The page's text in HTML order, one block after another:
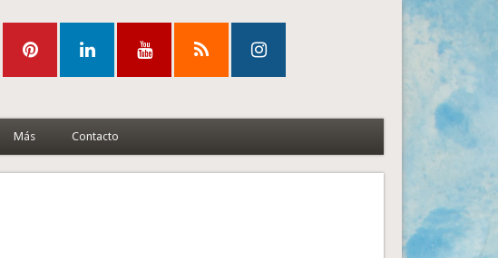
Más Contacto